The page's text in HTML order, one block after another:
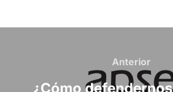
Anterior
Anterior
¿Cómo